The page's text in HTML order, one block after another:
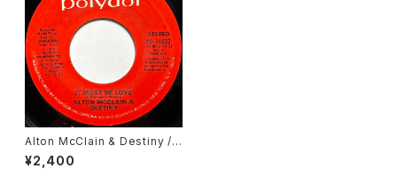
Alton McClain & Destiny / I
t Must Be Love
¥2,400